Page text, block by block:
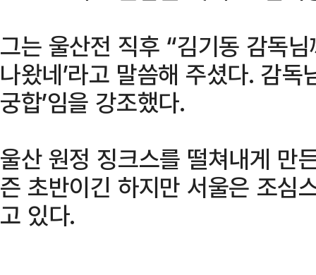
그는 울산전 직후 “김기동 감독
나왔네’라고 말씀해 주셨다. 감
궁합’임을 강조했다.
울산 원정 징크스를 떨쳐내게 만
즌 초반이긴 하지만 서울은 조심
고 있다.